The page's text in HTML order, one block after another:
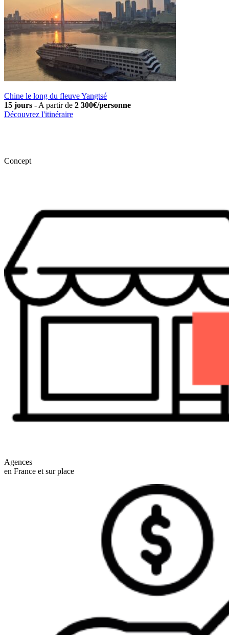
Chine le long du fleuve Yangtsé
15 jours - A partir de 2 300€/personne
Découvrez l'itinéraire
Concept
Agences
en France et sur place